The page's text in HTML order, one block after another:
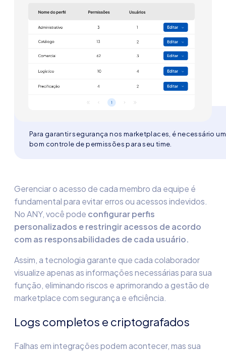
Para garantir segurança nos marketplaces, é necessário um
bom controle de permissões para seu time.
Gerenciar o acesso de cada membro da equipe é
fundamental para evitar erros ou acessos indevidos.
NoANY,você pode configurar perfis
personalizados e restringir acessos de acordo
com as responsabilidades de cada usuário.
Assim, a tecnologia garante que cada colaborador
visualize apenas as informações necessárias para sua
função, eliminando riscos e aprimorando agestão de
marketplacecom segurança e eficiência.
Logs completos e criptografados
Falhas em integrações podem acontecer, mas sua